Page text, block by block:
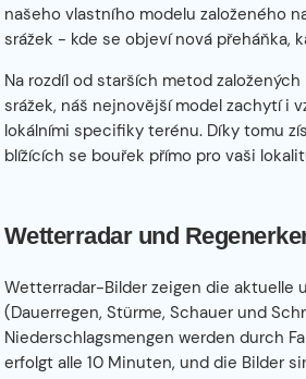
našeho vlastního modelu založeného
srážek - kde se objeví nová přeháňka,
Na rozdíl od starších metod
srážek, náš nejnovější model zachytí i
lokálními specifiky terénu. Díky tomu
blížících se bouřek přímo pro vaši
Wetterradar und
Wetterradar-Bilder zeigen die aktuelle
(Dauerregen, Stürme, Schauer und
Niederschlagsmengen werden durch
erfolgt alle 10 Minuten, und die Bilder